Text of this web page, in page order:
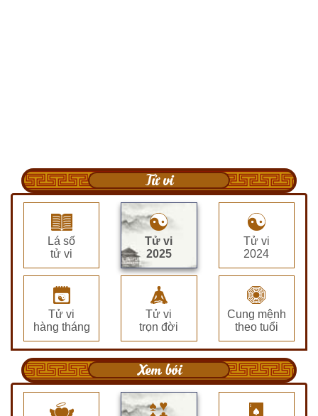
Tử vi
Lá số
tử vi
Tử vi
2025
Tử vi
2024
Tử vi
hàng tháng
Tử vi
trọn đời
Cung mệnh
theo tuổi
Xem bói